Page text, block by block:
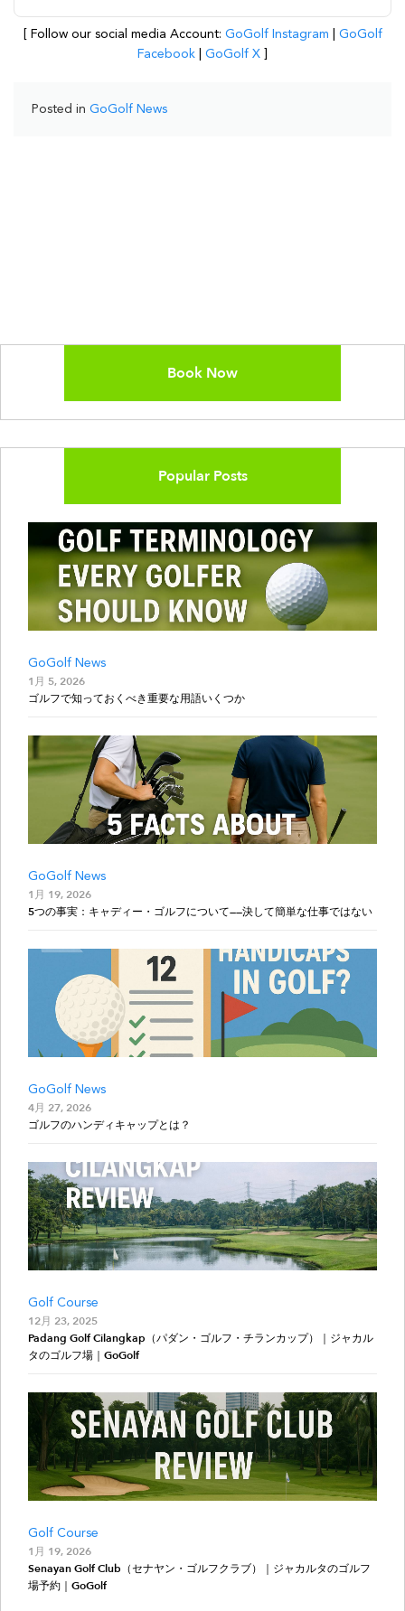
[ Follow our social media Account: GoGolf Instagram
GoGolf
Facebook
GoGolf X
Posted in GoGolf News
Book Now
Popular Posts
GoGolf News
1月 5, 2026
ゴルフで知っておくべき重要な用語いくつか
GoGolf News
1月 19, 2026
5つの事実：キャディー・ゴルフについて——決して簡単な仕事ではない
GoGolf News
4月 27, 2026
ゴルフのハンディキャップとは？
Golf Course
12月 23, 2025
Padang Golf Cilangkap（パダン・ゴルフ・チランカップ）｜ジャカル
タのゴルフ場｜GoGolf
Golf Course
1月 19, 2026
Senayan Golf Club（セナヤン・ゴルフクラブ）｜ジャカルタのゴルフ
場予約｜GoGolf